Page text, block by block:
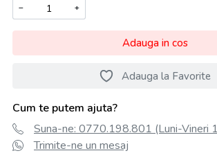
− +
Adauga in cos
Adauga la Favorite
Cum te putem ajuta?
Suna-ne: 0770.198.801 (Luni-Vineri
Trimite-ne un mesaj